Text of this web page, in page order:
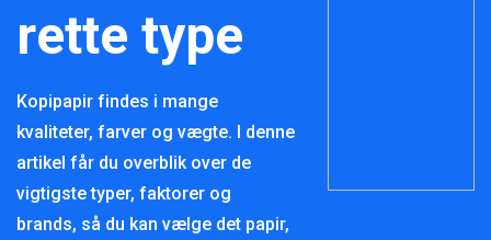
rette type
Kopipapir findes i mange
kvaliteter, farver og vægte. I denne
artikel får du overblik over de
vigtigste typer, faktorer og
brands, så du kan vælge det papir,